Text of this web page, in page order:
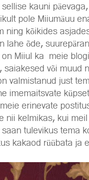
kauni
pole Miiumäuu
ning kõikides
lahe õde,
Miiul ka meie
saiakesed või muud
valmistanud just
imemaitsvate
erinevate
nii kelmikas, kui
tulevikus tema
kakaod rüübata ja